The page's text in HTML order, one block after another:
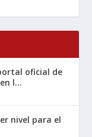
oficial de
l...
nivel para el